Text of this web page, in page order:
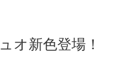
オ新色登場！